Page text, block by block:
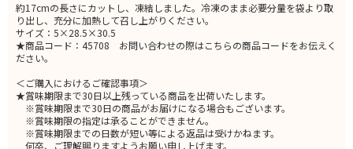
約17cmの長さにカットし、凍結しました。冷凍のまま必要分量を袋より取
り出し、充分に加熱して召し上がりください。
サイズ：5×28.5×30.5
★商品コード：45708 お問い合わせの際はこちらの商品コードをお伝えく
ださい。
＜ご購入におけるご確認事項＞
★賞味期限まで30日以上残っている商品を出荷いたします。
※賞味期限まで30日の商品がお届けになる場合もございます。
※賞味期限の指定は承ることができません。
※賞味期限までの日数が短い等による返品は受けかねます。
何卒、ご理解賜りますようお願い申し上げます。